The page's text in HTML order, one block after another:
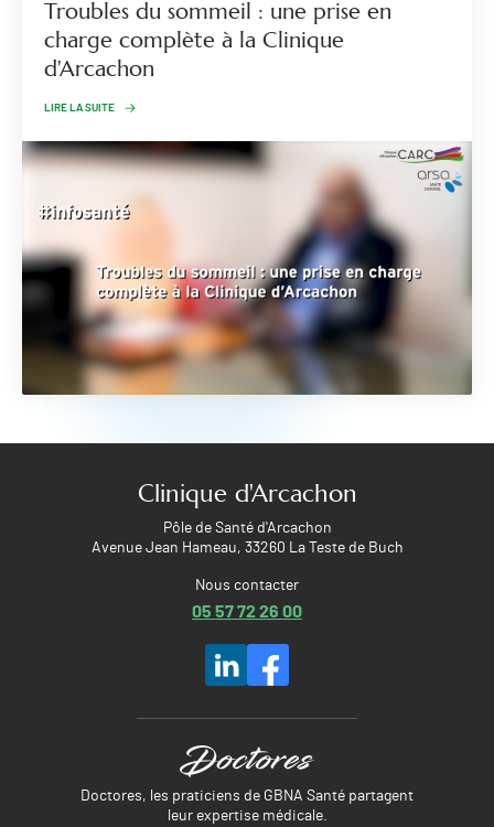
Troubles du sommeil : une prise en
charge complète à la Clinique
d'Arcachon
LIRE LA SUITE
Clinique d'Arcachon
Pôle de Santé d'Arcachon
Avenue Jean Hameau, 33260 La Teste de Buch
Nous contacter
05 57 72 26 00
Doctores, les praticiens de GBNA Santé partagent
leur expertise médicale.